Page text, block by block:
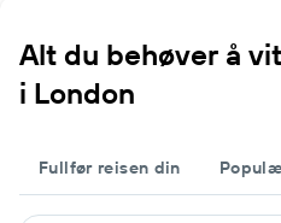
Alt du behøver å
i London
Fullfør reisen din